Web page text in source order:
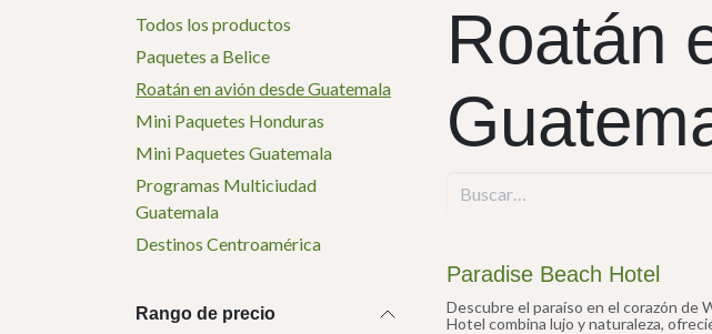
Todos los productos
Paquetes a Belice
Roatán en avión desde Guatemala
Mini Paquetes Honduras
Mini Paquetes Guatemala
Programas Multiciudad
Guatemala
Destinos Centroamérica
Rango de precio
Roatán
Paradise Beach Hotel
Descubre el paraíso en el corazón de
Hotel combina lujo y naturaleza,